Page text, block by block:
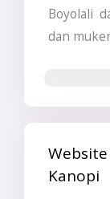
Boyolali
dan
Website
Kanopi